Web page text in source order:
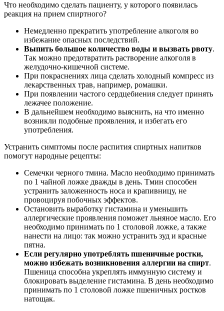
Что необходимо сделать пациенту, у которого появилась
реакция на прием спиртного?
Немедленно прекратить употребление алкоголя во
избежание опасных последствий.
Выпить большое количество воды и вызвать рвоту.
Так можно предотвратить растворение алкоголя в
желудочно-кишечной системе.
При покраснениях лица сделать холодный компресс из
лекарственных трав, например, ромашки.
При появлении частого сердцебиения следует принять
лежачее положение.
В дальнейшем необходимо выяснить, на что именно
возникли подобные проявления, и избегать его
употребления.
Устранить симптомы после распития спиртных напитков
помогут народные рецепты:
Семечки черного тмина. Масло необходимо принимать
по 1 чайной ложке дважды в день. Тмин способен
устранить заложенность носа и крапивницу, не
провоцируя побочных эффектов.
Остановить выработку гистамина и уменьшить
аллергические проявления поможет льняное масло. Его
необходимо принимать по 1 столовой ложке, а также
нанести на лицо: так можно устранить зуд и красные
пятна.
Если регулярно употреблять пшеничные ростки,
можно избежать возникновения аллергии на спирт.
Пшеница способна укреплять иммунную систему и
блокировать выделение гистамина. В день необходимо
принимать по 1 столовой ложке пшеничных ростков
натощак.